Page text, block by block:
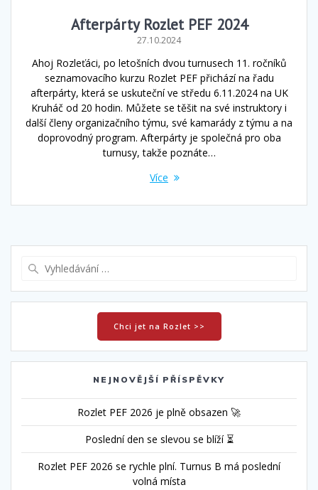
Afterpárty Rozlet PEF 2024
27.10.2024
Ahoj Rozleťáci, po letošních dvou turnusech 11. ročníků
seznamovacího kurzu Rozlet PEF přichází na řadu
afterpárty, která se uskuteční ve středu 6.11.2024 na UK
Kruháč od 20 hodin. Můžete se těšit na své instruktory i
další členy organizačního týmu, své kamarády z týmu a na
doprovodný program. Afterpárty je společná pro oba
turnusy, takže poznáte…
Více
Chci jet na Rozlet >>
NEJNOVĚJŠÍ PŘÍSPĚVKY
Rozlet PEF 2026 je plně obsazen 🚀
Poslední den se slevou se blíží ⏳
Rozlet PEF 2026 se rychle plní. Turnus B má poslední
volná místa